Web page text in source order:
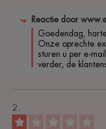
Reactie door
Goedendag,
Onze oprechte
sturen u per e-
verder, de